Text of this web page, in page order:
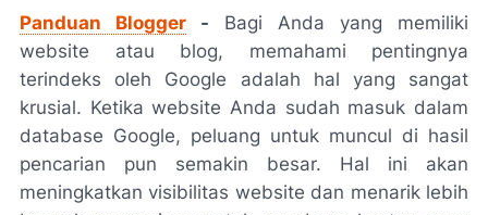
Panduan Blogger - Bagi Anda yang memiliki
website atau blog, memahami pentingnya
terindeks oleh Google adalah hal yang sangat
krusial. Ketika website Anda sudah masuk dalam
database Google, peluang untuk muncul di hasil
pencarian pun semakin besar. Hal ini akan
meningkatkan visibilitas website dan menarik lebih